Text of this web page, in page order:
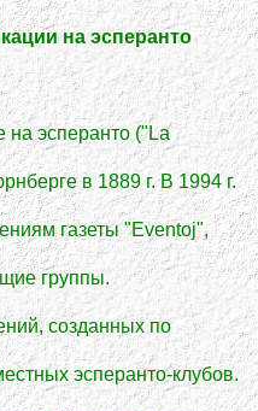
на эсперанто
на эсперанто ("La
в 1889 г. В 1994 г.
газеты "Eventoj",
группы.
созданных по
эсперанто-клубов.